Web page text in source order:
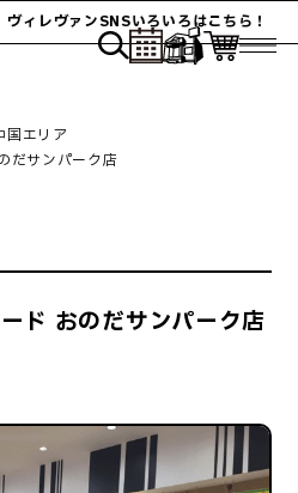
ィレヴァンSNSいろいろはこちら！
国エリア
だサンパーク店
ド おのだサンパーク店